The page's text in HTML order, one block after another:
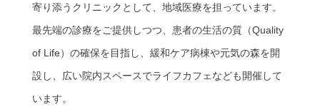
寄り添うクリニックとして、地域医療を担っています。
最先端の診療をご提供しつつ、患者の生活の質（Quality
of Life）の確保を目指し、緩和ケア病棟や元気の森を開
設し、広い院内スペースでライフカフェなども開催して
います。